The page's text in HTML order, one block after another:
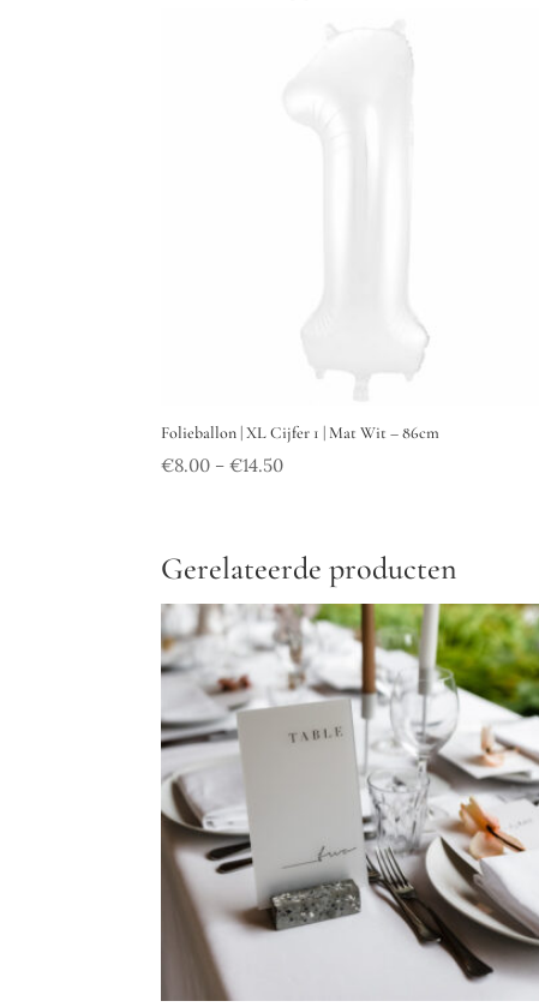
Folieballon | XL Cijfer 1 | Mat Wit – 86cm
€8.00 –€14.50
Gerelateerde producten